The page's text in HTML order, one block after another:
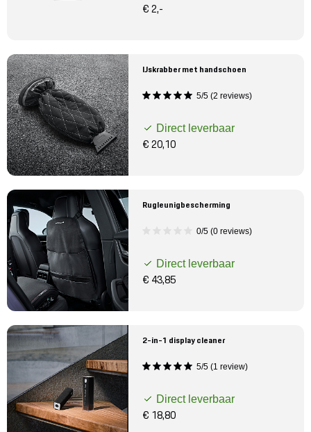
€ 2,-
IJskrabber met handschoen
5/5 (2 reviews)
Direct leverbaar
€ 20,10
Rugleunigbescherming
0/5 (0 reviews)
Direct leverbaar
€ 43,85
2-in-1 display cleaner
5/5 (1 review)
Direct leverbaar
€ 18,80